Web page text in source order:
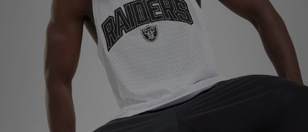
Bestelling traceren